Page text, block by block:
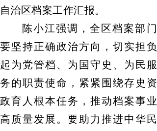
自治区档案工作汇报。
陈小江强调，全区档案部门
要坚持正确政治方向，切实担负
起为党管档、为国守史、为民服
务的职责使命，紧紧围绕存史资
政育人根本任务，推动档案事业
高质量发展。要助力推进中华民